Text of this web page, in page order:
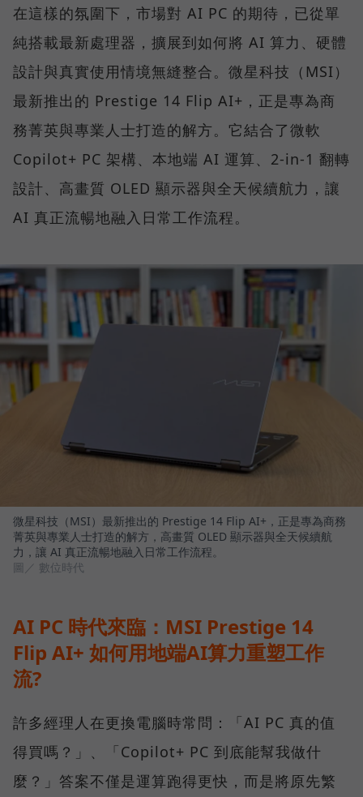
在這樣的氛圍下，市場對 AI PC 的期待，已從單
純搭載最新處理器，擴展到如何將 AI 算力、硬體
設計與真實使用情境無縫整合。微星科技（MSI）
最新推出的 Prestige 14 Flip AI+，正是專為商
務菁英與專業人士打造的解方。它結合了微軟
Copilot+ PC 架構、本地端 AI 運算、2-in-1 翻轉
設計、高畫質 OLED 顯示器與全天候續航力，讓
AI 真正流暢地融入日常工作流程。
微星科技（MSI）最新推出的 Prestige 14 Flip AI+，正是專為商務
菁英與專業人士打造的解方，高畫質 OLED 顯示器與全天候續航
力，讓 AI 真正流暢地融入日常工作流程。
圖／ 數位時代
AI PC 時代來臨：MSI Prestige 14
Flip AI+ 如何用地端AI算力重塑工作
流?
許多經理人在更換電腦時常問：「AI PC 真的值
得買嗎？」、「Copilot+ PC 到底能幫我做什
麼？」答案不僅是運算跑得更快，而是將原先繁